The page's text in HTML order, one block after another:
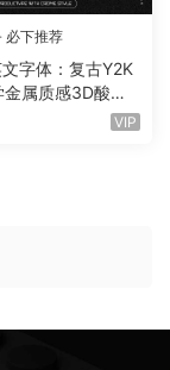
· 必下推荐
字体：复古Y2K
属质感3D酸性
标题封面海报
VIP